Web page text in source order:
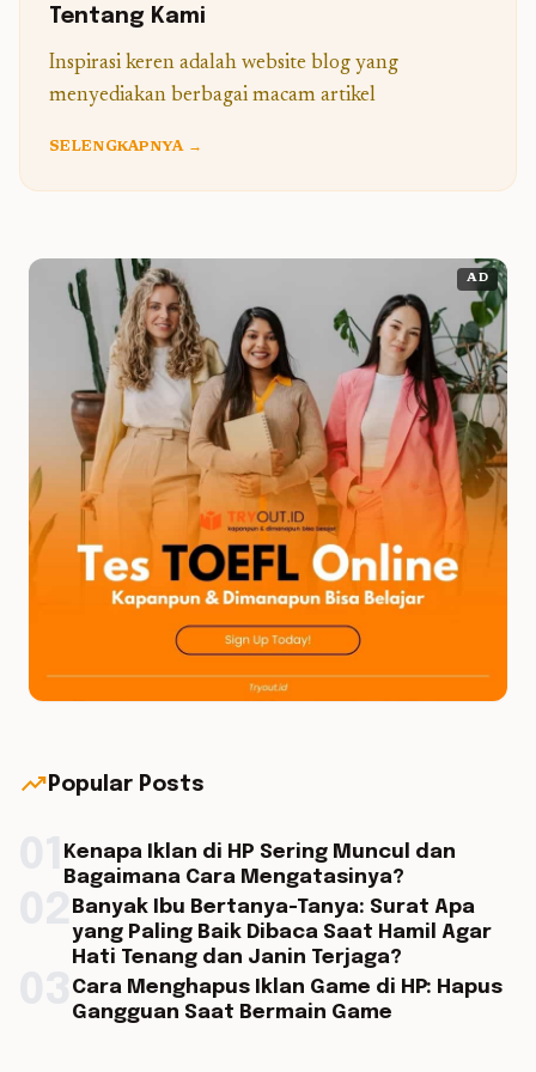
Tentang Kami
Inspirasi keren adalah website blog yang
menyediakan berbagai macam artikel
SELENGKAPNYA →
AD
trending_up Popular Posts
Kenapa Iklan di HP Sering Muncul dan
Bagaimana Cara Mengatasinya?
Banyak Ibu Bertanya-Tanya: Surat Apa
yang Paling Baik Dibaca Saat Hamil Agar
Hati Tenang dan Janin Terjaga?
Cara Menghapus Iklan Game di HP: Hapus
Gangguan Saat Bermain Game